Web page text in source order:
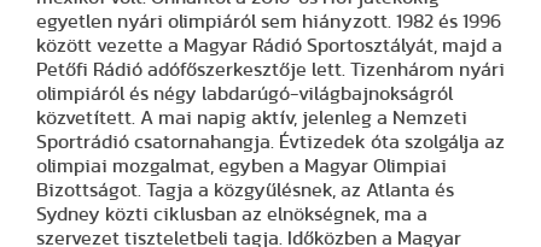
egyetlen nyári olimpiáról sem hiányzott. 1982 és 1996
között vezette a Magyar Rádió Sportosztályát, majd a
Petőfi Rádió adófőszerkesztője lett. Tizenhárom nyári
olimpiáról és négy labdarúgó-világbajnokságról
közvetített. A mai napig aktív, jelenleg a Nemzeti
Sportrádió csatornahangja. Évtizedek óta szolgálja az
olimpiai mozgalmat, egyben a Magyar Olimpiai
Bizottságot. Tagja a közgyűlésnek, az Atlanta és
Sydney közti ciklusban az elnökségnek, ma a
szervezet tiszteletbeli tagja. Időközben a Magyar